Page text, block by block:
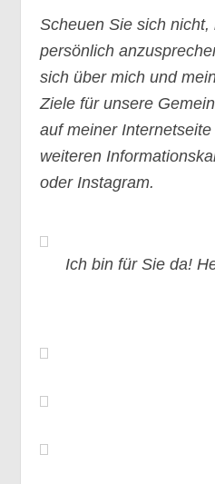
Scheuen Sie sich
persönlich
sich über mich und
Ziele für unsere
auf meiner
weiteren
oder Instagram.
Ich bin für Sie da!